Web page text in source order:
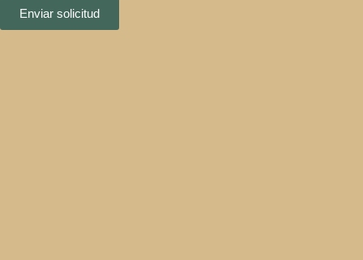
Enviar solicitud